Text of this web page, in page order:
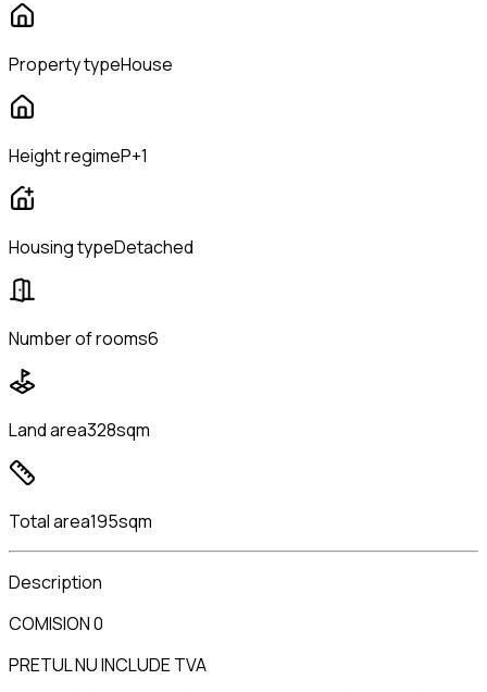
Property typeHouse
Height regimeP+1
Housing typeDetached
Number of rooms6
Land area328sqm
Total area195sqm
Description
COMISION 0
PRETUL NU INCLUDE TVA